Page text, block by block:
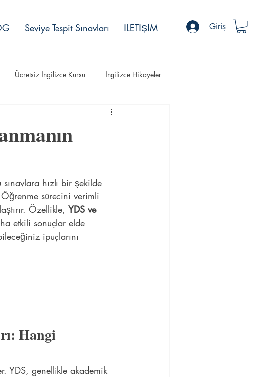
Giriş
Seviye Tespit Sınavları İLETİŞİM
Ücretsiz İngilizce Kursu İngilizce Hikayeler
hızlı bir şekilde
sürecini verimli
Özellikle, YDS ve
etkili sonuçlar elde
ipuçlarını
Hangi
YDS, genellikle akademik